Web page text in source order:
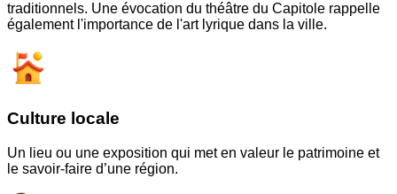
traditionnels. Une évocation du théâtre du Capitole rappelle
également l'importance de l'art lyrique dans la ville.
Culture locale
Un lieu ou une exposition qui met en valeur le patrimoine et
le savoir-faire d’une région.